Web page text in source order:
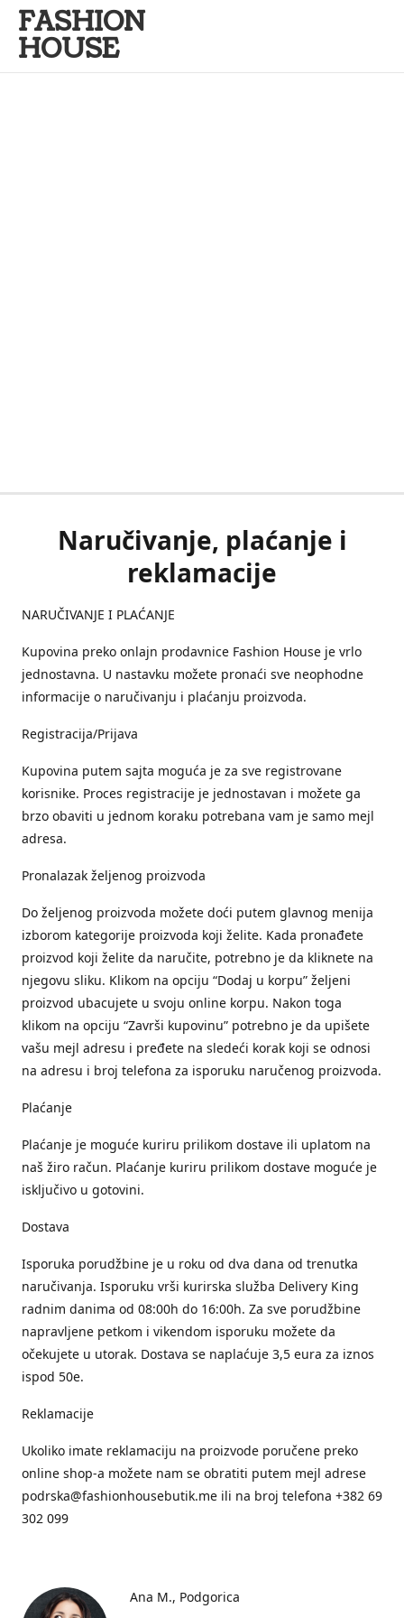
FASHION
HOUSE
Naručivanje, plaćanje i
reklamacije
NARUČIVANJE I PLAĆANJE
Kupovina preko onlajn prodavnice Fashion House je vrlo
jednostavna. U nastavku možete pronaći sve neophodne
informacije o naručivanju i plaćanju proizvoda.
Registracija/Prijava
Kupovina putem sajta moguća je za sve registrovane
korisnike. Proces registracije je jednostavan i možete ga
brzo obaviti u jednom koraku potrebana vam je samo mejl
adresa.
Pronalazak željenog proizvoda
Do željenog proizvoda možete doći putem glavnog menija
izborom kategorije proizvoda koji želite. Kada pronađete
proizvod koji želite da naručite, potrebno je da kliknete na
njegovu sliku. Klikom na opciju “Dodaj u korpu” željeni
proizvod ubacujete u svoju online korpu. Nakon toga
klikom na opciju “Završi kupovinu” potrebno je da upišete
vašu mejl adresu i pređete na sledeći korak koji se odnosi
na adresu i broj telefona za isporuku naručenog proizvoda.
Plaćanje
Plaćanje je moguće kuriru prilikom dostave ili uplatom na
naš žiro račun. Plaćanje kuriru prilikom dostave moguće je
isključivo u gotovini.
Dostava
Isporuka porudžbine je u roku od dva dana od trenutka
naručivanja. Isporuku vrši kurirska služba Delivery King
radnim danima od 08:00h do 16:00h. Za sve porudžbine
napravljene petkom i vikendom isporuku možete da
očekujete u utorak. Dostava se naplaćuje 3,5 eura za iznos
ispod 50e.
Reklamacije
Ukoliko imate reklamaciju na proizvode poručene preko
online shop-a možete nam se obratiti putem mejl adrese
podrska@fashionhousebutik.me ili na broj telefona +382 69
302 099
Ana M. Podgorica